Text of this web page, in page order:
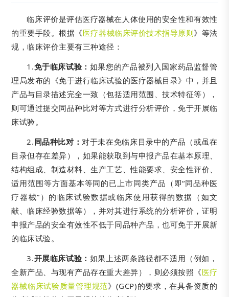
临床评价是评估医疗器械在人体使用的安全性和有效性
的重要手段。根据《医疗器械临床评价技术指导原则》等法
规，临床评价主要有三种途径：
1.免于临床试验： 如果您的产品被列入国家药品监督管
理局发布的《免于进行临床试验的医疗器械目录》中，并且
产品与目录描述完全一致（包括适用范围、技术特征等），
则可通过提交同品种比对等方式进行分析评价，免于开展临
床试验。
2.同品种比对：对于未在免临床目录中的产品（或虽在
目录但存在差异），如果能获取到与申报产品在基本原理、
结构组成、制造材料、生产工艺、性能要求、安全性评价、
适用范围等方面基本等同的已上市同类产品（即“同品种医
疗器械”）的临床试验数据或临床使用获得的数据（如文
献、临床经验数据等），并对其进行系统的分析评价，证明
申报产品的安全有效性不低于同品种产品，也可免于开展新
的临床试验。
3.开展临床试验： 如果上述两条路径都不适用（例如，
全新产品、与现有产品存在重大差异），则必须按照《医疗
器械临床试验质量管理规范》(GCP)的要求，在具备资质的